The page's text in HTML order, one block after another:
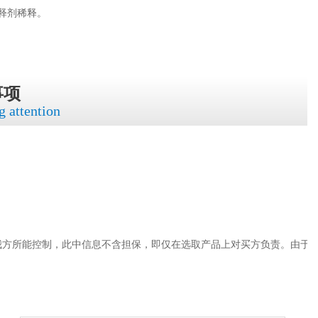
剂稀释。
项
attention
所能控制，此中信息不含担保，即仅在选取产品上对买方负责。由于